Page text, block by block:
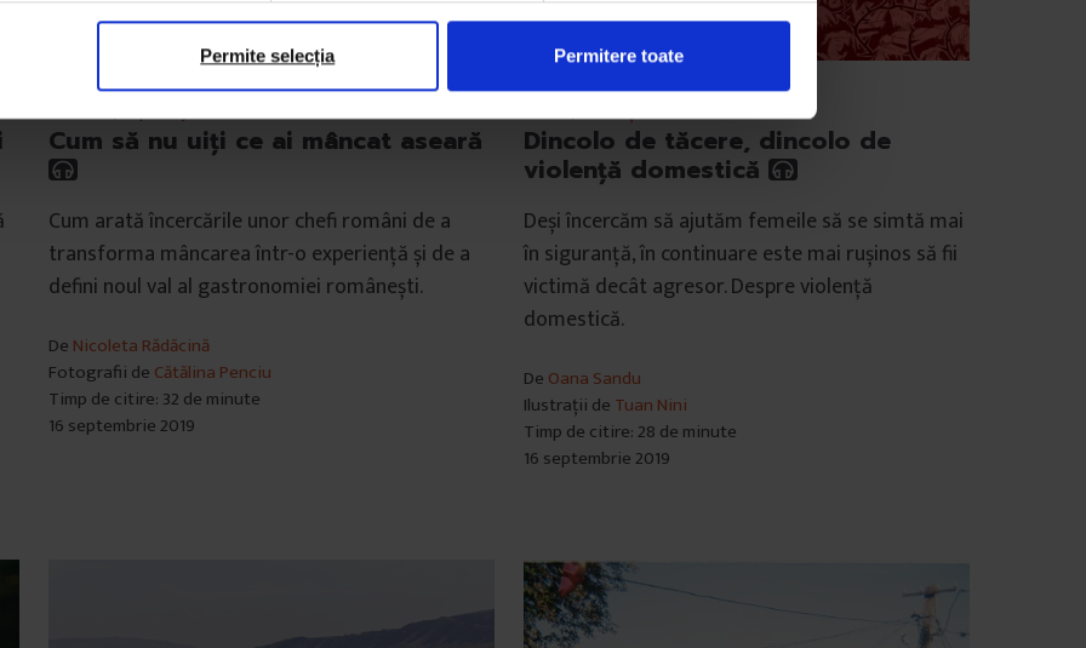
Permite selecția Permitere toate
Omnivor,Reportaje
Cum să nu uiți ce ai mâncat aseară
Cum arată încercările unor chefi români de a
transforma mâncarea într-o experiență și de a
defini noul val al gastronomiei românești.
De Nicoleta Rădăcină
Fotografii de Cătălina Penciu
Timp de citire: 32 de minute
16 septembrie 2019
Eseuri,Violență
Dincolo de tăcere, dincolo de
violență domestică
Deși încercăm să ajutăm femeile să se simtă mai
în siguranță, în continuare este mai rușinos să fii
victimă decât agresor. Despre violență
domestică.
De Oana Sandu
Ilustrații de Tuan Nini
Timp de citire: 28 de minute
16 septembrie 2019